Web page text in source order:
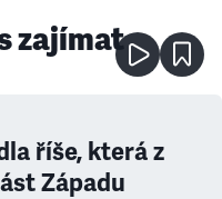
zajímat
říše, která z
Západu